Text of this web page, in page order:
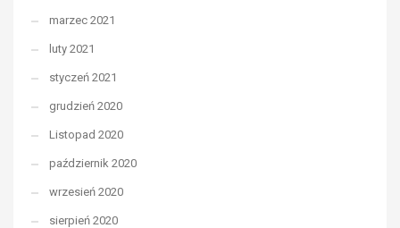
marzec 2021
luty 2021
styczeń 2021
grudzień 2020
Listopad 2020
październik 2020
wrzesień 2020
sierpień 2020